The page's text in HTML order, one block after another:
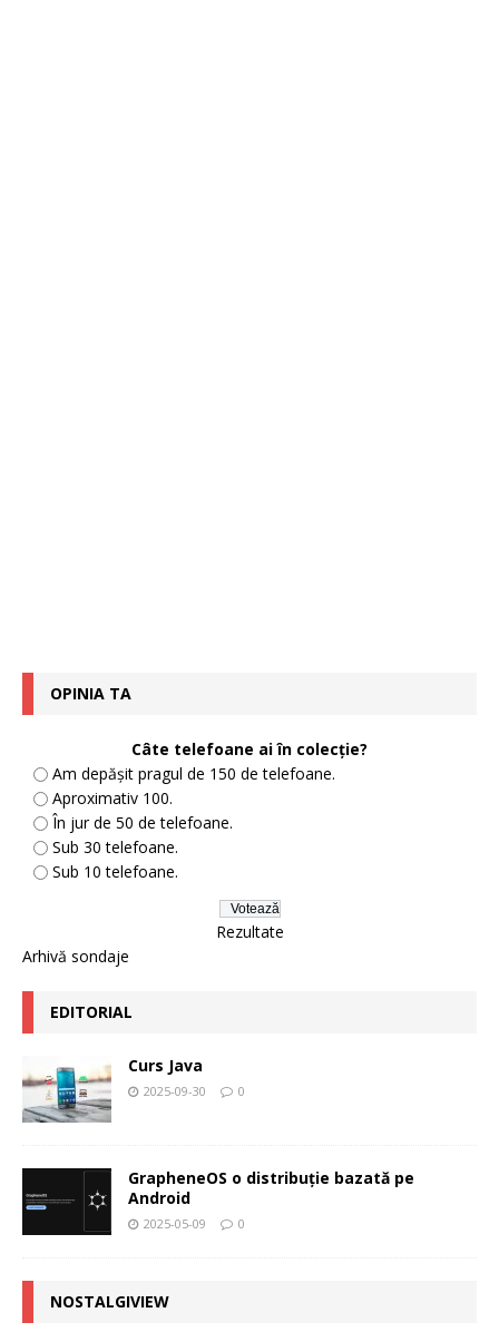
OPINIA TA
Câte telefoane ai în colecție?
Am depășit pragul de 150 de telefoane.
Aproximativ 100.
În jur de 50 de telefoane.
Sub 30 telefoane.
Sub 10 telefoane.
Rezultate
Arhivă sondaje
EDITORIAL
Curs Java
2025-09-30 0
GrapheneOS o distribuție bazată pe
Android
2025-05-09 0
NOSTALGIVIEW